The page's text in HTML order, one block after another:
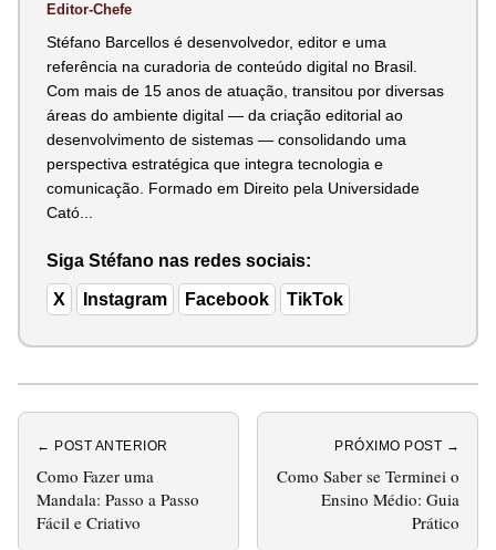
Editor-Chefe
Stéfano Barcellos é desenvolvedor, editor e uma
referência na curadoria de conteúdo digital no Brasil.
Com mais de 15 anos de atuação, transitou por diversas
áreas do ambiente digital — da criação editorial ao
desenvolvimento de sistemas — consolidando uma
perspectiva estratégica que integra tecnologia e
comunicação. Formado em Direito pela Universidade
Cató...
Siga Stéfano nas redes sociais:
X Instagram Facebook TikTok
← POST ANTERIOR
Como Fazer uma
Mandala: Passo a Passo
Fácil e Criativo
PRÓXIMO POST →
Como Saber se Terminei o
Ensino Médio: Guia
Prático